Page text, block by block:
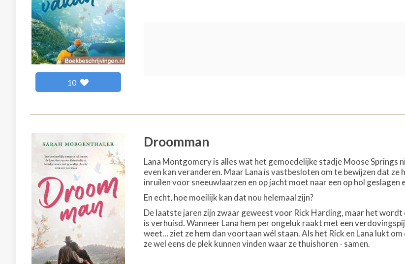
10
Droomman
Lana Montgomery is alles wat het gemoedelijke stadje Moose Springs
even kan veranderen. Maar Lana is vastbesloten om te bewijzen dat
inruilen voor sneeuwlaarzen en op jacht moet naar een op hol geslagen
En echt, hoe moeilijk kan dat nou helemaal zijn?
De laatste jaren zijn zwaar geweest voor Rick Harding, maar het
is verhuisd. Wanneer Lana hem per ongeluk raakt met een
weet… ziet ze hem dan voortaan wél staan. Als het Rick en Lana lukt
ze wel eens de plek kunnen vinden waar ze thuishoren - samen.